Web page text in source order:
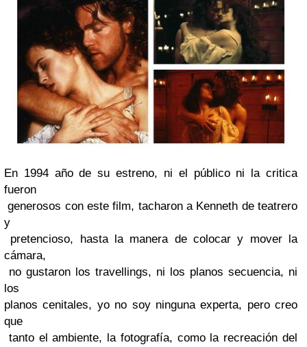
En 1994 año de su estreno, ni el público ni la critica
fueron
generosos con este film, tacharon a Kenneth de teatrero
y
pretencioso, hasta la manera de colocar y mover la
cámara,
no gustaron los travellings, ni los planos secuencia, ni
los
planos cenitales, yo no soy ninguna experta, pero creo
que
tanto el ambiente, la fotografía, como la recreación del